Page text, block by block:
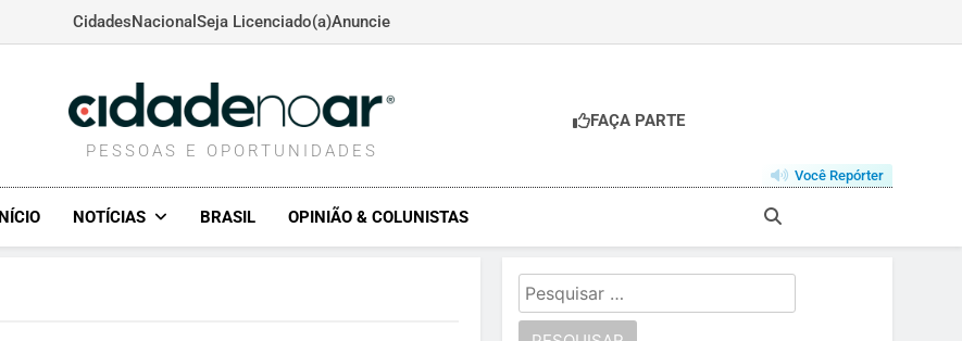
CidadesNacional Seja Licenciado(a)Anuncie
CIDADENOAR.COM
PESSOAS E OPORTUNIDADES
FAÇA PARTE
Você Repórter
INÍCIO NOTÍCIAS BRASIL OPINIÃO & COLUNISTAS
Pesquisar
por: